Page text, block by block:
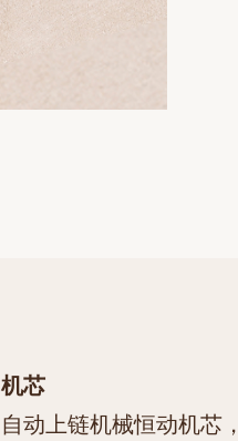
机芯
自动上链机械恒动机芯